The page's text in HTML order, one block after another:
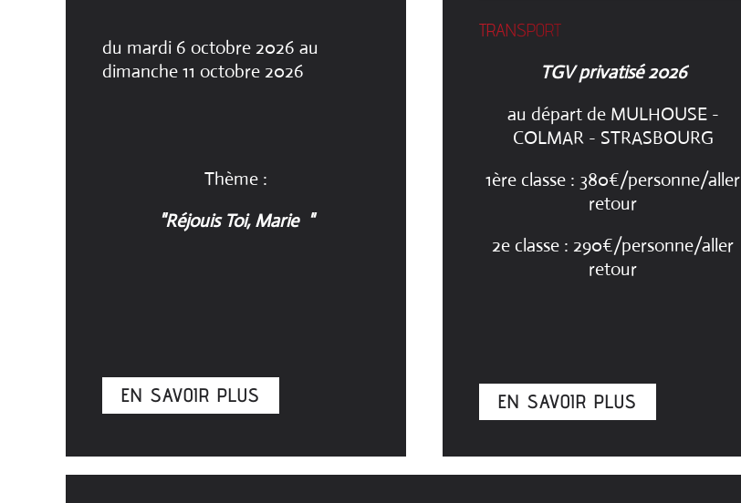
du mardi 6 octobre 2026 au
dimanche 11 octobre 2026
Thème :
"Réjouis Toi, Marie "
EN SAVOIR PLUS
TRANSPORT
TGV privatisé 2026
au départ de MULHOUSE -
COLMAR - STRASBOURG
1ère classe : 380€/personne/aller
retour
2e classe : 290€/personne/aller
retour
EN SAVOIR PLUS